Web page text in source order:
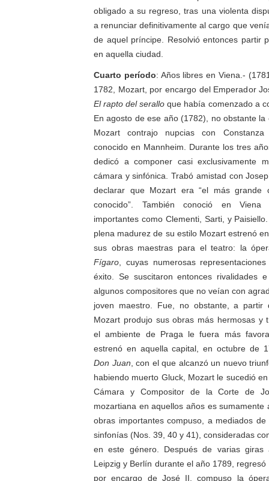
obligado a su regreso, tras una violenta
a renunciar definitivamente al cargo que
de aquel príncipe. Resolvió entonces partir
en aquella ciudad.
Cuarto período: Años libres en Viena.-
1782, Mozart, por encargo del Emperador
El rapto del serallo que había comenzado a
En agosto de ese año (1782), no obstante
Mozart contrajo nupcias con
conocido en Mannheim. Durante los tres
dedicó a componer casi exclusivamente
cámara y sinfónica. Trabó amistad con
declarar que Mozart era “el más grande
conocido”. También conoció en
importantes como Clementi, Sarti, y
plena madurez de su estilo Mozart estrenó
sus obras maestras para el teatro: la
Fígaro , cuyas numerosas
éxito. Se suscitaron entonces rivalidades
algunos compositores que no veían con
joven maestro. Fue, no obstante, a partir
Mozart produjo sus obras más hermosas y
el ambiente de Praga le fuera más
estrenó en aquella capital, en octubre de
Don Juan , con el que alcanzó un nuevo
habiendo muerto Gluck, Mozart le sucedió
Cámara y Compositor de la Corte de
mozartiana en aquellos años es sumamente
obras importantes compuso, a mediados
sinfonías (Nos. 39, 40 y 41), consideradas
en este género. Después de varias giras
Leipzig y Berlín durante el año 1789,
por encargo de José II, compuso la